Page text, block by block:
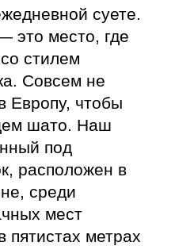
суете.
это место, где
стилем
Совсем не
Европу, чтобы
шато. Наш
под
расположен в
среди
мест
пятистах метрах